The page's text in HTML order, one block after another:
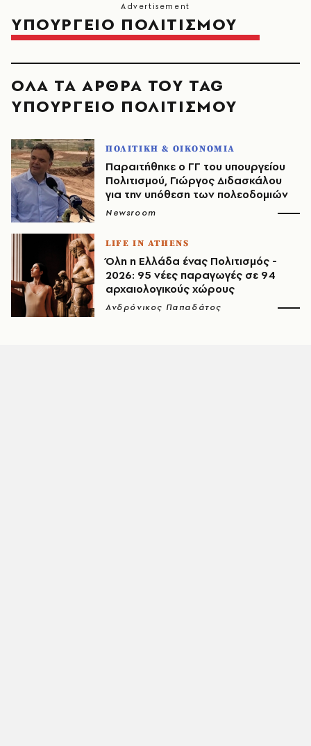
ΥΠΟΥΡΓΕΙΟ ΠΟΛΙΤΙΣΜΟΥ
ΟΛΑ ΤΑ ΑΡΘΡΑ ΤΟΥ TAG
ΥΠΟΥΡΓΕΙΟ ΠΟΛΙΤΙΣΜΟΥ
ΠΟΛΙΤΙΚΗ & ΟΙΚΟΝΟΜΙΑ
Παραιτήθηκε ο ΓΓ του υπουργείου
Πολιτισμού, Γιώργος Διδασκάλου
για την υπόθεση των πολεοδομιών
Newsroom
LIFE IN ATHENS
Όλη η Ελλάδα ένας Πολιτισμός -
2026: 95 νέες παραγωγές σε 94
αρχαιολογικούς χώρους
Ανδρόνικος Παπαδάτος